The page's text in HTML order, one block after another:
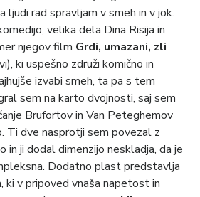
ljudi rad spravljam v smeh in v jok.
velika dela Dina Risija in
njegov film Grdi, umazani, zli
ki uspešno združi komično in
izvabi smeh, ta pa s tem
sem na karto dvojnosti, saj sem
Brufortov in Van Peteghemov
Ti dve nasprotji sem povezal z
in ji dodal dimenzijo neskladja, da je
Dodatno plast predstavlja
ki v pripoved vnaša napetost in